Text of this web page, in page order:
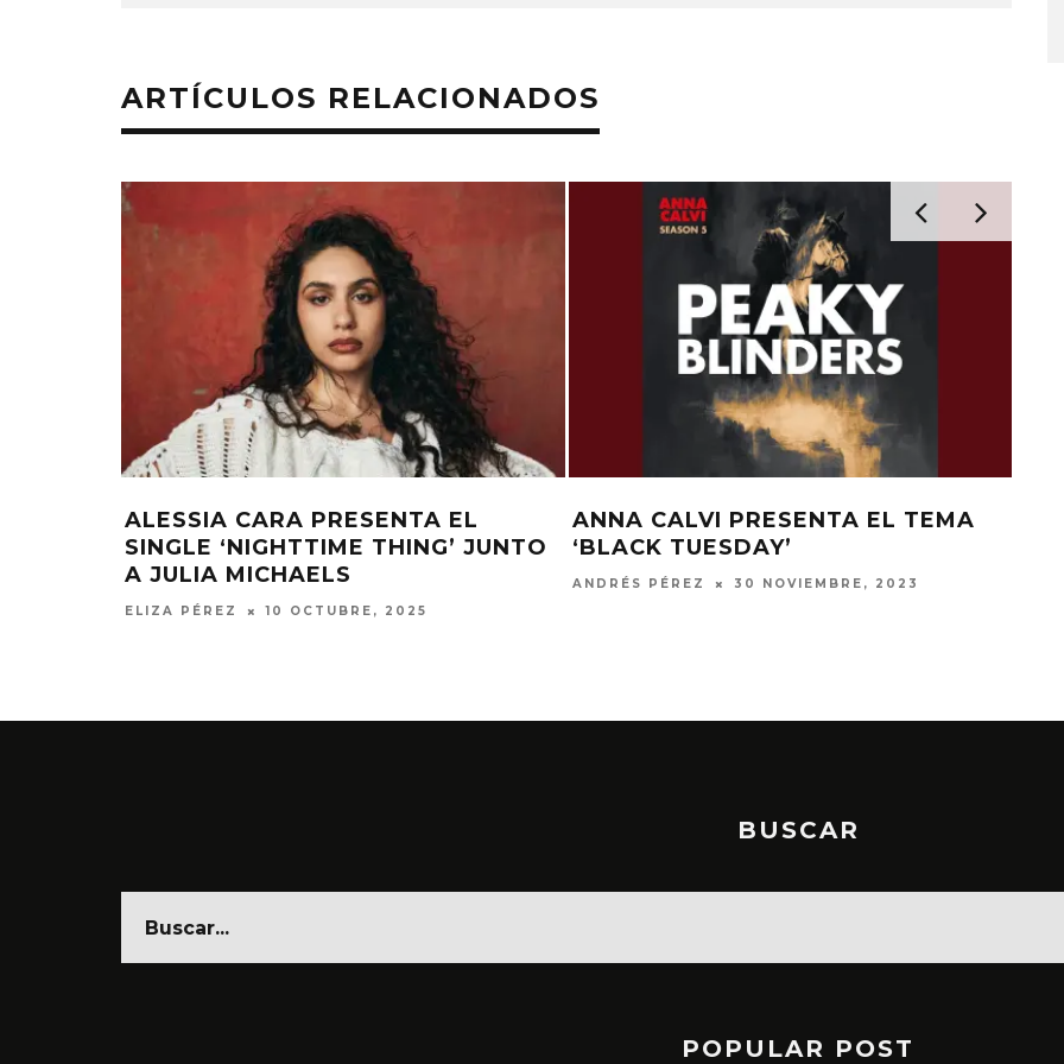
ARTÍCULOS RELACIONADOS
ALESSIA CARA PRESENTA EL
SINGLE ‘NIGHTTIME THING’ JUNTO
A JULIA MICHAELS
ELIZA PÉREZ 10 OCTUBRE, 2025
ANNA CALVI PRESENTA EL TEMA
‘BLACK TUESDAY’
ANDRÉS PÉREZ 30 NOVIEMBRE, 2023
BUSCAR
POPULAR POST